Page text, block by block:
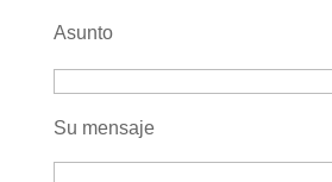
Asunto
Su mensaje